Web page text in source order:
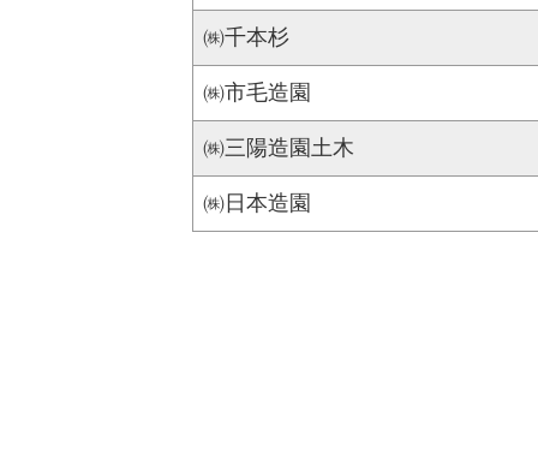
㈱千本杉
㈱市毛造園
㈱三陽造園土木
㈱日本造園